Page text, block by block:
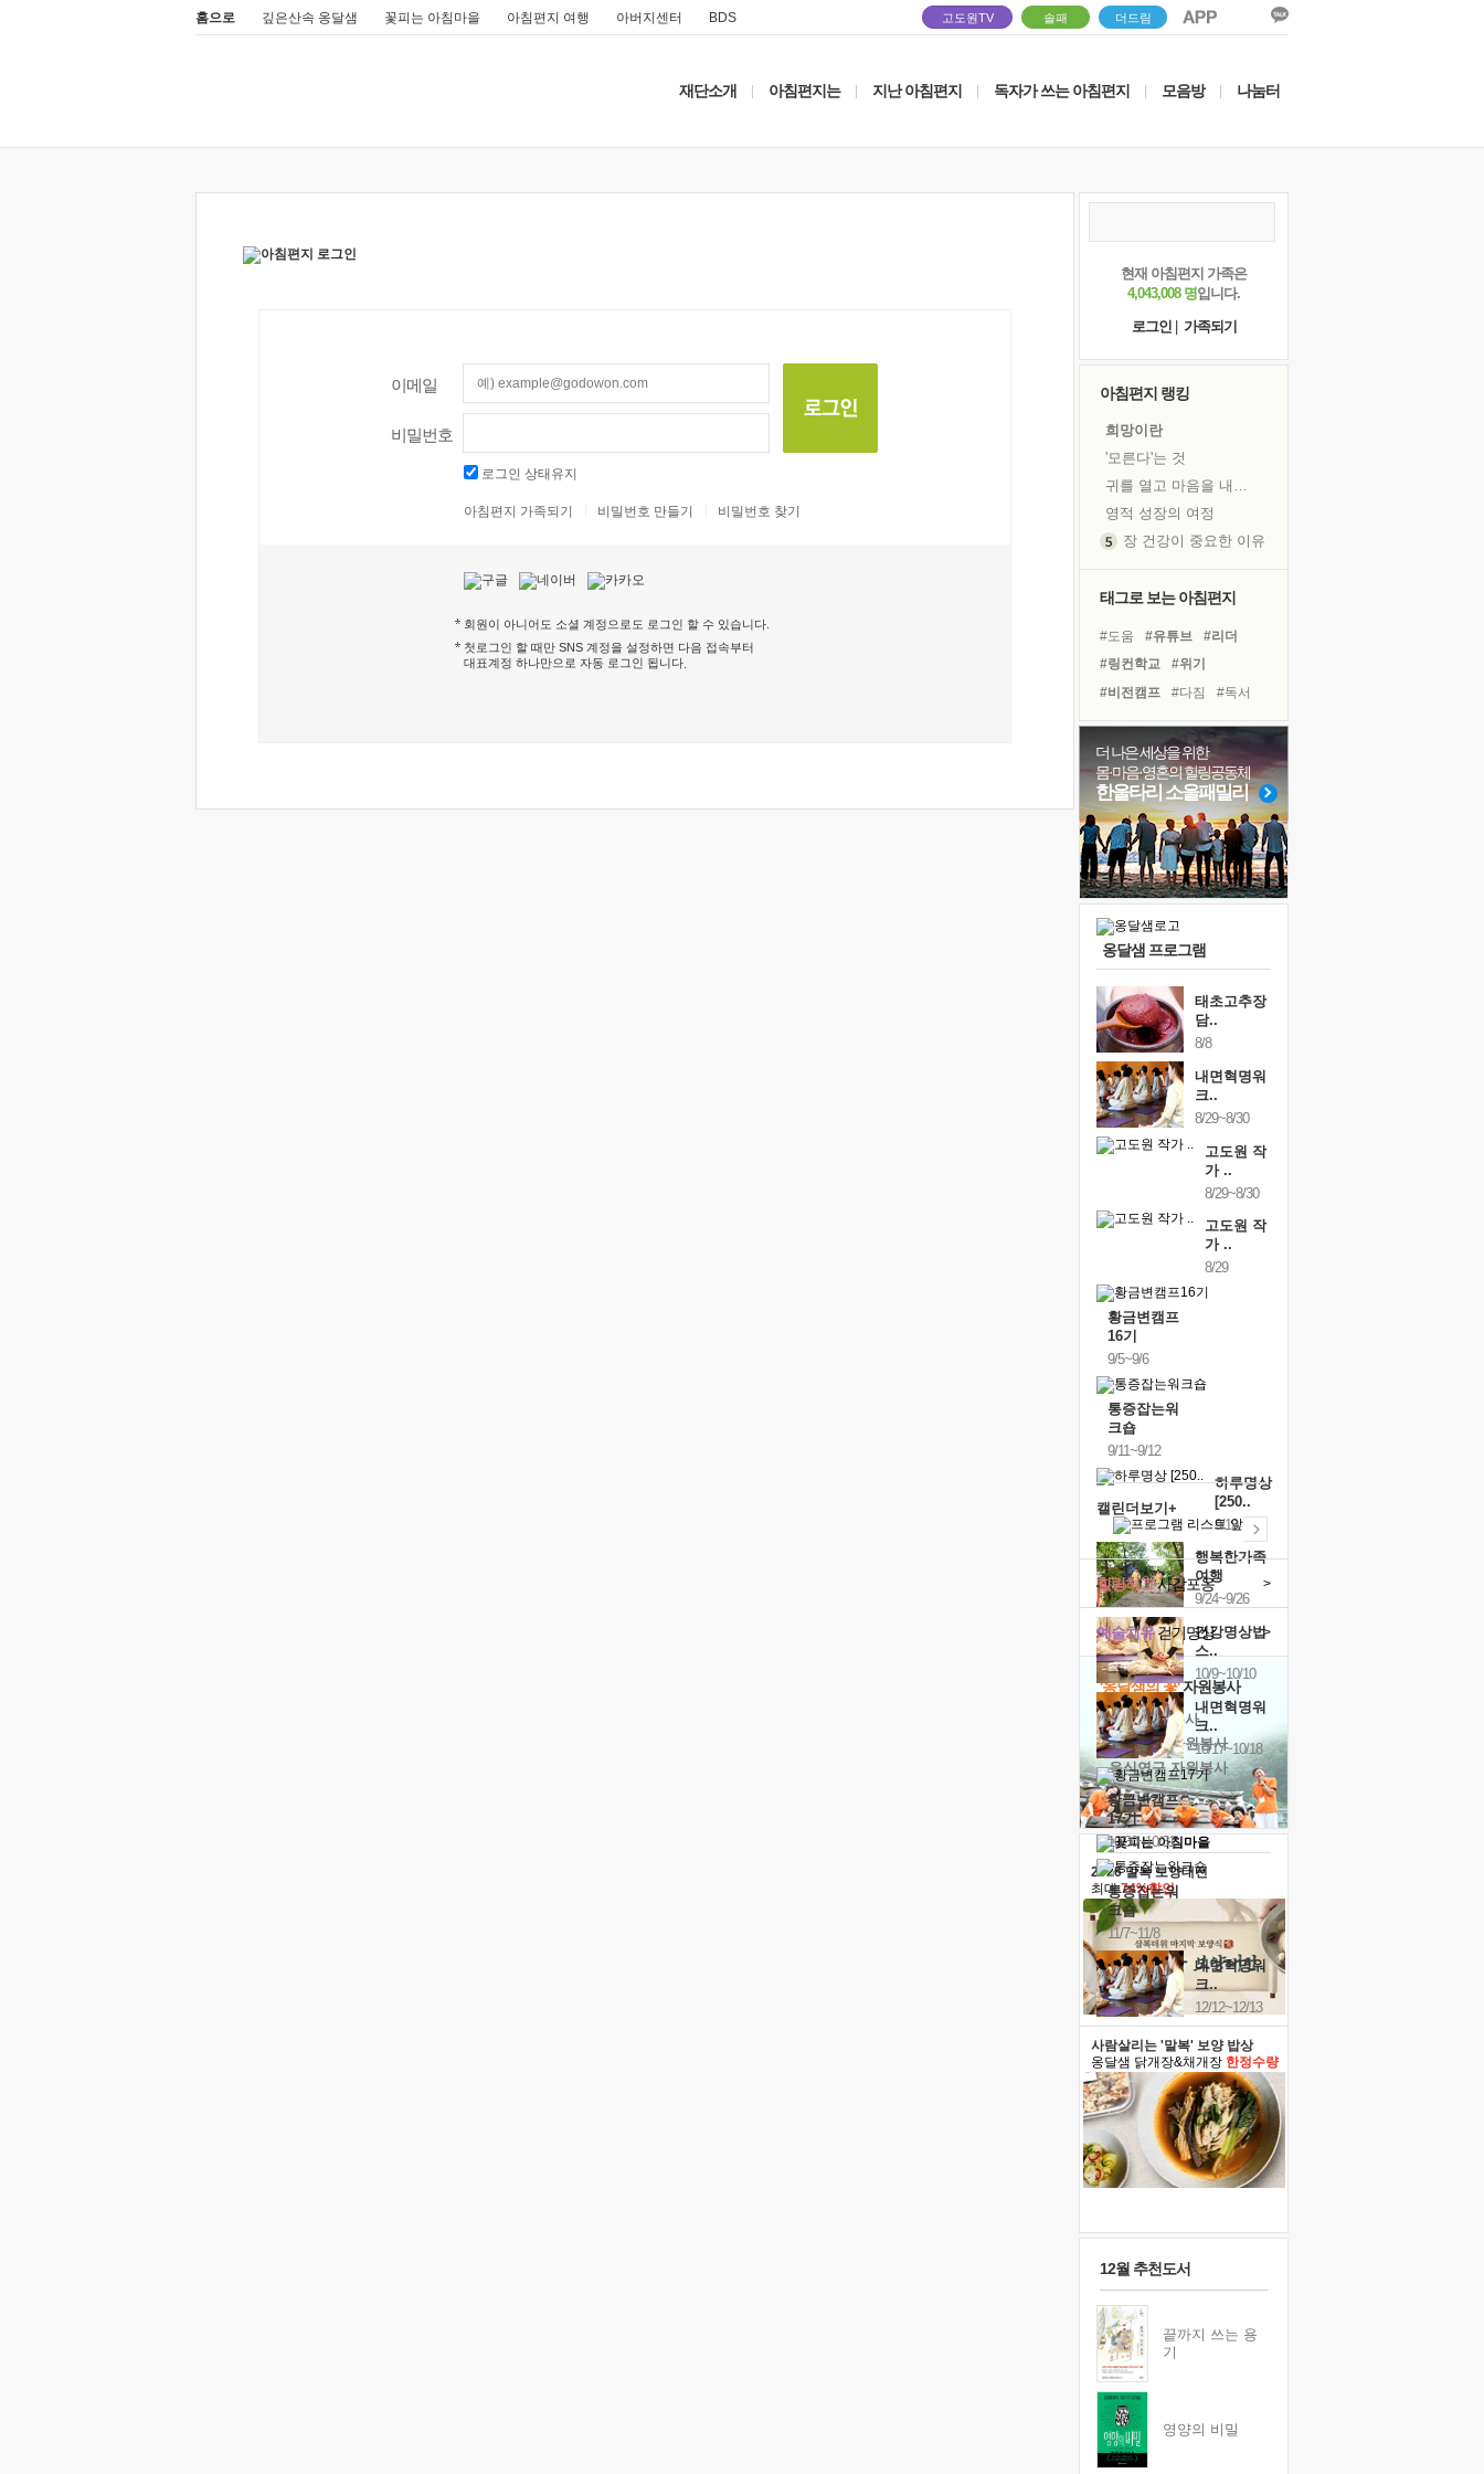
홈으로 깊은산속 옹달샘 꽃피는 아침마을 아침편지 여행 아버지센터 BDS 고도원TV 솔패 더드림
재단소개 아침편지는 지난 아침편지 독자가 쓰는 아침편지 모음방 나눔터
이메일
비밀번호
로그인 상태유지
아침편지 가족되기 비밀번호 만들기 비밀번호 찾기
회원이 아니어도 소셜 계정으로도 로그인 할 수 있습니다.
첫로그인 할 때만 SNS 계정을 설정하면 다음 접속부터
대표계정 하나만으로 자동 로그인 됩니다
현재 아침편지 가족은
4,043,008 명입니다.
로그인
가족되기
아침편지 랭킹
희망이란
'모른다'는 것
귀를 열고 마음을 내어주고
영적 성장의 여정
장 건강이 중요한 이유
흙이 된 몸으로 출근하는 여자
꿈이 실제가 되는 것
'말 타는 법'을 먼저
졸업식 사진을 보며
아픈 아버지를 위한 공간 설계
극심한 변비, 어깨결림, 수면 장애
보고 싶은 어머니
유년 시절의 부산 영도 바다
못된 꼰대들
거울 속의 나
태그로 보는 아침편지
#도움 #유튜브
#리더
#링컨학교
#위기
#비전캠프
#다짐
#독서
#친구
#독서캠프
#희망
#면역력
#건강
#바이러스
#극복
#삶
#명상
#아이들
#사람
#선택
#계획
더 나은 세상을 위한
몸·마음·영혼의 힐링공동체
한울타리 소울패밀리
옹달샘 프로그램
태초고추장
담..
8/8
내면혁명워
크..
8/29~8/30
고도원 작
가 ..
8/29~8/30
고도원 작
가 ..
8/29
황금변캠프
16기
9/5~9/6
통증잡는워
크숍
9/11~9/12
하루명상
[250..
9/19
행복한가족
여행
9/24~9/26
건강명상법
스..
10/9~10/10
내면혁명워
크..
10/17~10/18
황금변캠프
17기
10/30~10/31
통증잡는워
크숍
11/7~11/8
내면혁명워
크..
12/12~12/13
캘린더보기+
예술치유걷기명상 >
힐링허그사감포옹 >
'옹달샘의 꽃'자원봉사
· 청년 자원봉사
· 금빛청년 자원봉사
· 음식연구 자원봉사
2026 말복 보양대전
최대74%할인
사람살리는 '말복' 보양 밥상
옹달샘 닭개장&채개장 한정수량
12월 추천도서
끝까지 쓰는 용
기
영양의 비밀